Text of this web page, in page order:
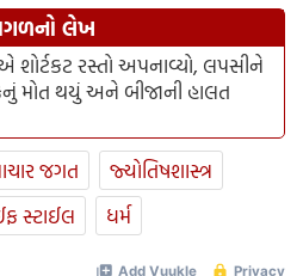
લેખ
શોર્ટકટ રસ્તો અપનાવ્યો, લપસીને
મોત થયું અને બીજાની હાલત
જગત
જ્યોતિષશાસ્ત્ર
સ્ટાઈલ ધર્મ